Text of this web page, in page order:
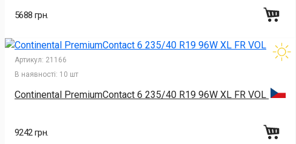
5688 грн.
Артикул: 21166
В наявності: 10 шт
Continental PremiumContact 6 235/40 R19 96W XL FR VOL
9242 грн.